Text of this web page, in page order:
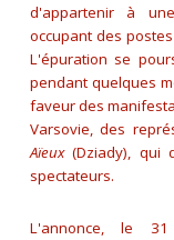
d'appartenir à
occupant des
L'épuration se
pendant quelques
faveur des
Varsovie, des
Aïeux(Dziady), qui
spectateurs.
L'annonce, le